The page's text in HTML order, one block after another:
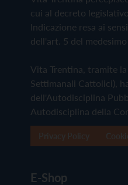
cui al decreto
Indicazione resa ai
dell'art. 5 del medesimo
Vita Trentina, tramite
Settimanali Cattolici),
dell'Autodisciplina
Autodisciplina della
E-Shop